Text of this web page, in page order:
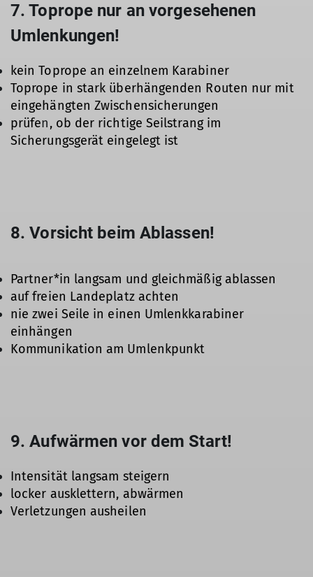
7. Toprope nur an vorgesehenen
Umlenkungen!
kein Toprope an einzelnem Karabiner
Toprope in stark überhängenden Routen nur mit
eingehängten Zwischensicherungen
prüfen, ob der richtige Seilstrang im
Sicherungsgerät eingelegt ist
8. Vorsicht beim Ablassen!
Partner*in langsam und gleichmäßig ablassen
auf freien Landeplatz achten
nie zwei Seile in einen Umlenkkarabiner
einhängen
Kommunikation am Umlenkpunkt
9. Aufwärmen vor dem Start!
Intensität langsam steigern
locker ausklettern, abwärmen
Verletzungen ausheilen